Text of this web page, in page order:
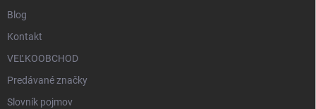
Blog
Kontakt
VEĽKOOBCHOD
Predávané značky
Slovník pojmov